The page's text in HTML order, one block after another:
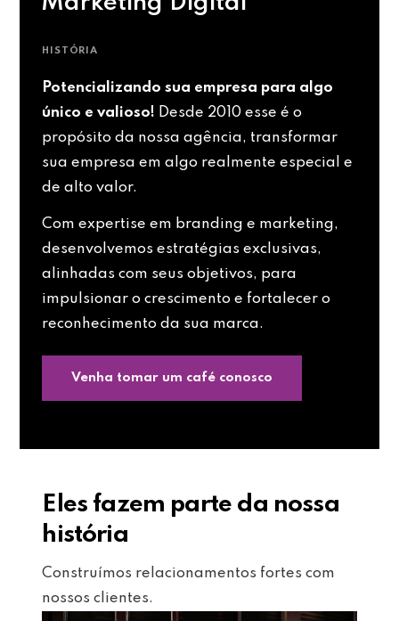
HISTÓRIA
Potencializando sua empresa para algo
único e valioso! Desde 2010 esse é o
propósito da nossa agência, transformar
sua empresa em algo realmente especial e
de alto valor.
Com expertise em branding e marketing,
desenvolvemos estratégias exclusivas,
alinhadas com seus objetivos, para
impulsionar o crescimento e fortalecer o
reconhecimento da sua marca.
Venha tomar um café conosco
Eles fazem parte da nossa
história
Construímos relacionamentos fortes com
nossos clientes.